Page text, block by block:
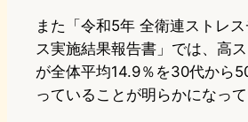
また「令和5年 全衛連ストレ
ス実施結果報告書」では、高
が全体平均14.9％を30代から
っていることが明らかになって